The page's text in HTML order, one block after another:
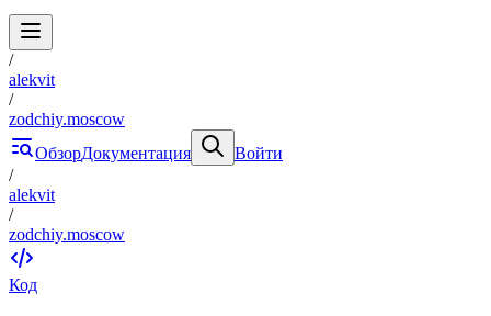
/
alekvit
/
zodchiy.moscow
ОбзорДокументация
Войти
/
alekvit
/
zodchiy.moscow
Код